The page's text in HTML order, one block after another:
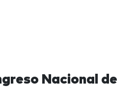
Nacional de